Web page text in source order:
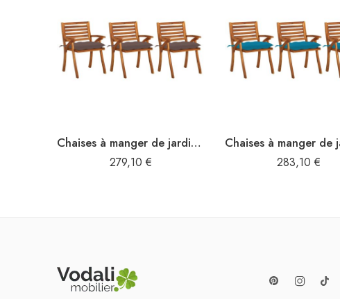
Chaises à manger de jardin avec coussins lot de 3 Acacia massif
279,10 € 283,10 €